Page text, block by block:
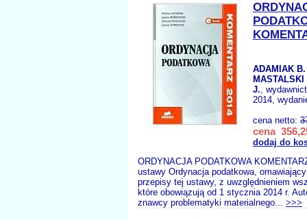
ADAMIAK
J.,
2014,
cena netto:
cena
dodaj do
ORDYNACJA PODATKOWA
ustawy Ordynacja podatkowa,
przepisy tej ustawy, z uwzględnieniem
które obowiązują od 1 stycznia 2014 r.
znawcy problematyki materialnego... >>>